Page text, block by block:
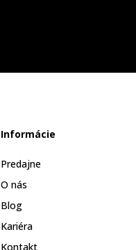
Informácie
Predajne
O nás
Blog
Kariéra
Kontakt